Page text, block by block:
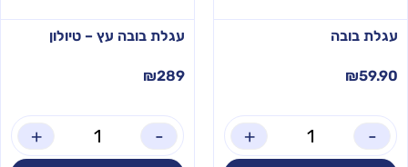
עגלת בובה
₪59.90
+
עגלת בובה עץ – טיולון
₪289
+